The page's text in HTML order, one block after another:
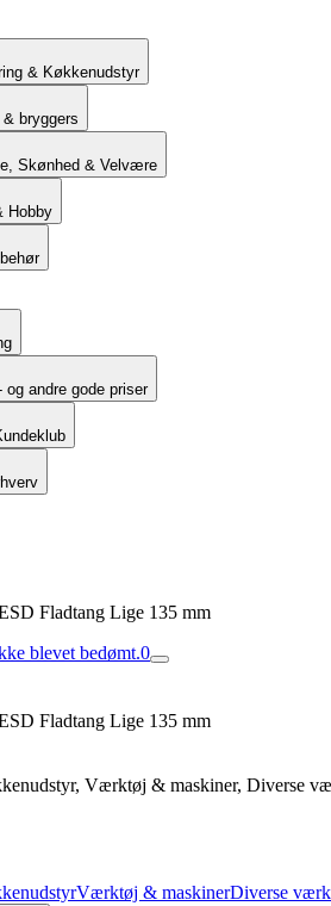
& Køkkenudstyr
bryggers
Skønhed & Velvære
Hobby
og andre gode priser
Fladtang Lige 135 mm
blevet bedømt.0
Fladtang Lige 135 mm
Værktøj & maskiner, Diverse
Værktøj & maskinerDiverse